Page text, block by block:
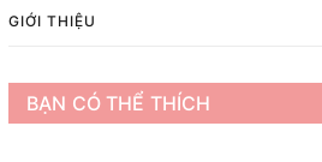
GIỚI THIỆU
BẠN CÓ THỂ THÍCH